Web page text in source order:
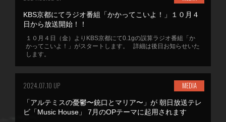
KBS京都にてラジオ番組「かかってこいよ！」１０月４
日から放送開始！！
１０月４日（金）よりKBS京都にて0.1gの誤算ラジオ番組「か
かってこいよ！」がスタートします。 詳細は後日お知らせいた
します。
2024.07.10 UP MEDIA
「アルテミスの憂鬱〜銃口とマリア〜」が 朝日放送テレ
ビ「Music House」 7月のOPテーマに起用されます